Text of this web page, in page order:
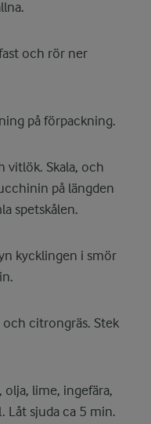
och rör ner
på förpackning.
vitlök. Skala, och
på längden
spetskålen.
kycklingen i smör
citrongräs. Stek
olja, lime, ingefära,
Låt sjuda ca 5 min.